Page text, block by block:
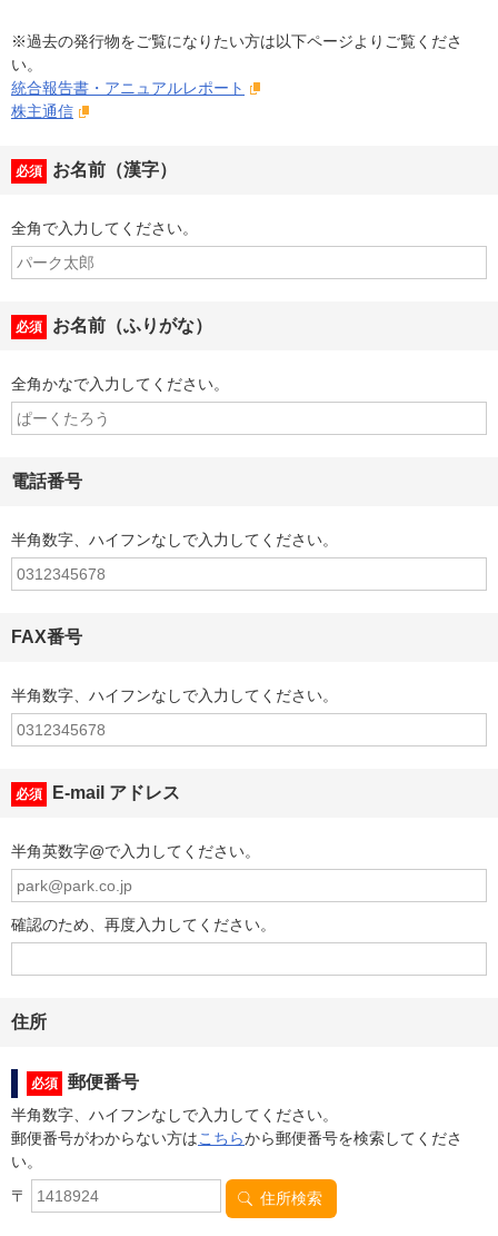
※過去の発行物をご覧になりたい方は以下ページよりご覧くださ
い。
統合報告書・アニュアルレポート
株主通信
必須 お名前（漢字）
全角で入力してください。
必須 お名前（ふりがな）
全角かなで入力してください。
電話番号
半角数字、ハイフンなしで入力してください。
FAX番号
半角数字、ハイフンなしで入力してください。
必須 E-mail アドレス
半角英数字@で入力してください。
確認のため、再度入力してください。
住所
必須 郵便番号
半角数字、ハイフンなしで入力してください。
郵便番号がわからない方はこちらから郵便番号を検索してくださ
い。
〒